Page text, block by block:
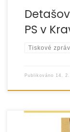
PS v
Tiskové
Publikováno 14.